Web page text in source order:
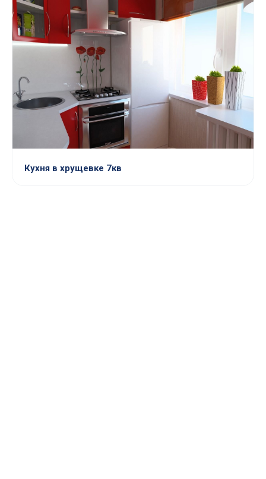
Кухня в хрущевке 7кв